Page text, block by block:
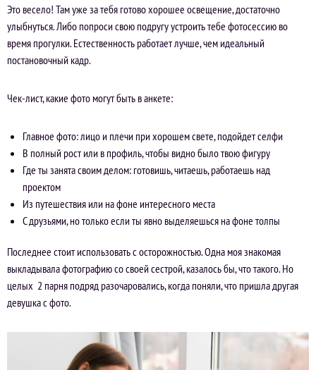
Это весело! Там уже за тебя готово хорошее освещение, достаточно
улыбнуться. Либо попроси свою подругу устроить тебе фотосессию во
время прогулки. Естественность работает лучше, чем идеальный
постановочный кадр.
Чек-лист, какие фото могут быть в анкете:
Главное фото: лицо и плечи при хорошем свете, подойдет селфи
В полный рост или в профиль, чтобы видно было твою фигуру
Где ты занята своим делом: готовишь, читаешь, работаешь над
проектом
Из путешествия или на фоне интересного места
С друзьями, но только если ты явно выделяешься на фоне толпы
Последнее стоит использовать с осторожностью. Одна моя знакомая
выкладывала фотографию со своей сестрой, казалось бы, что такого. Но
целых 2 парня подряд разочаровались, когда поняли, что пришла другая
девушка с фото.